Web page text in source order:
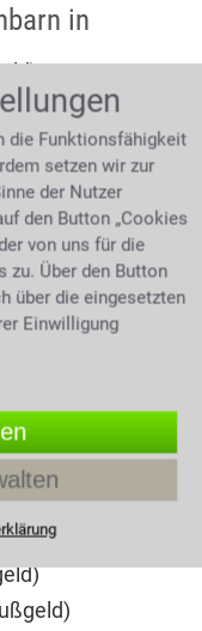
in
die Funktionsfähigkeit
setzen wir zur
der Nutzer
den Button „Cookies
von uns für die
zu. Über den Button
über die eingesetzten
Einwilligung